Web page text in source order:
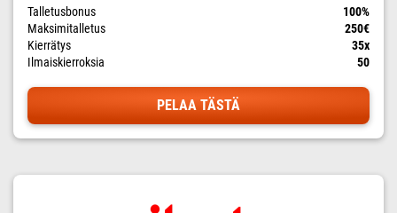
Talletusbonus
100%
Maksimitalletus
250€
Kierrätys
35x
Ilmaiskierroksia
50
PELAA TÄSTÄ